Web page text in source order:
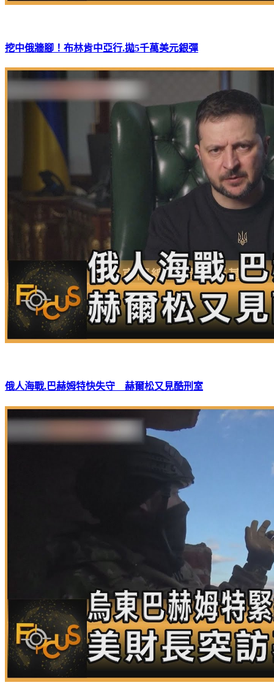
挖中俄牆腳！布林肯中亞行.拋5千萬美元銀彈
俄人海戰.巴赫姆特快失守 赫爾松又見酷刑室